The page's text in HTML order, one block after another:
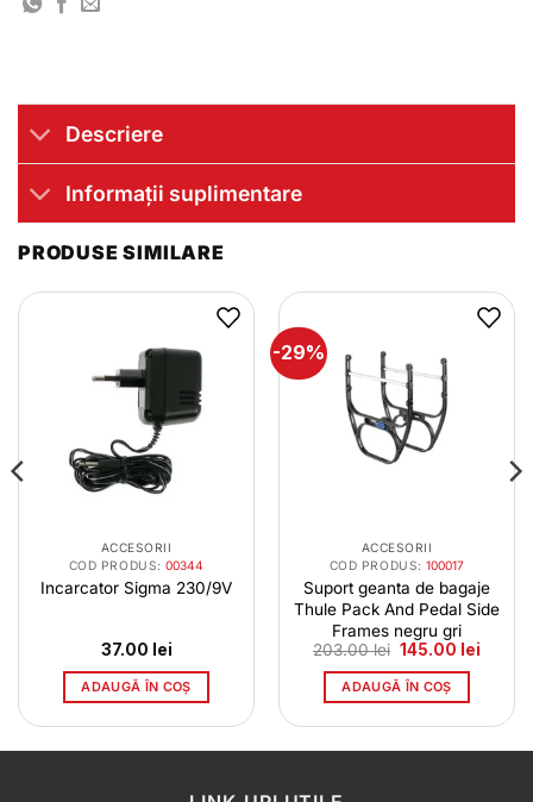
Descriere
Informații suplimentare
PRODUSE SIMILARE
ACCESORII
COD PRODUS:00344
Incarcator Sigma 230/9V
37.00 lei
ADAUGĂ ÎN COȘ
-29%
ACCESORII
COD PRODUS:100017
Suport geanta de bagaje
Thule Pack And Pedal Side
Frames negru gri
203.00lei Prețul
a
fost:
145.00 lei
ADAUGĂ ÎN COȘ